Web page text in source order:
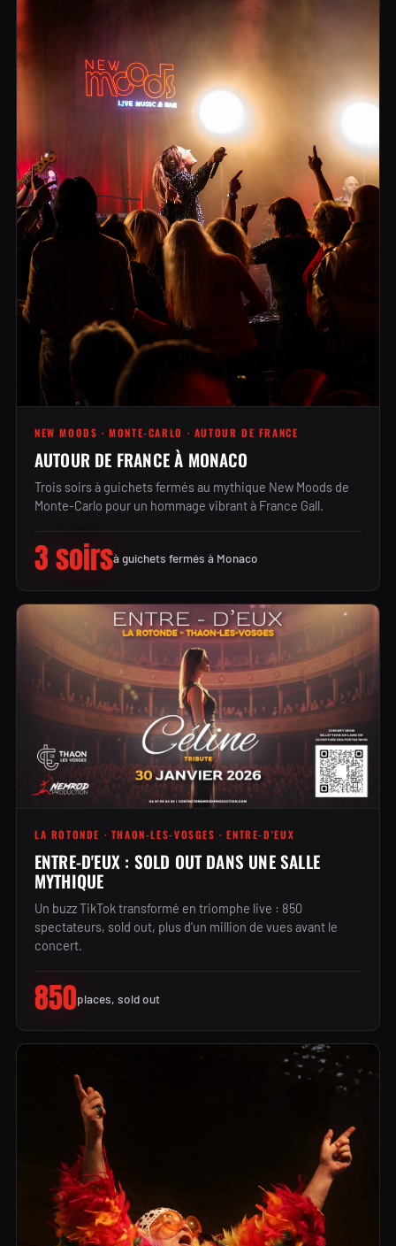
NEW MOODS · MONTE-CARLO · AUTOUR DE FRANCE
AUTOUR DE FRANCE À MONACO
Trois soirs à guichets fermés au mythique New Moods de
Monte-Carlo pour un hommage vibrant à France Gall.
3 soirsà guichets fermés à Monaco
LA ROTONDE · THAON-LES-VOSGES · ENTRE-D'EUX
ENTRE-D'EUX : SOLD OUT DANS UNE SALLE
MYTHIQUE
Un buzz TikTok transformé en triomphe live : 850
spectateurs, sold out, plus d'un million de vues avant le
concert.
850places, sold out